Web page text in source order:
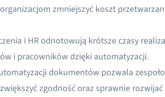
zmniejszyć koszt
i HR odnotowują krótsze czasy
i pracowników dzięki automatyzacji.
dokumentów pozwala
zgodność oraz sprawnie rozwijać